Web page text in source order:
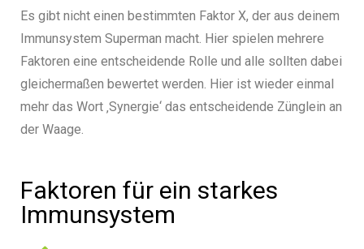
Es gibt nicht einen bestimmten Faktor X, der aus deinem
Immunsystem Superman macht. Hier spielen mehrere
Faktoren eine entscheidende Rolle und alle sollten dabei
gleichermaßen bewertet werden. Hier ist wieder einmal
mehr das Wort ‚Synergie‘ das entscheidende Zünglein an
der Waage.
Faktoren für ein starkes
Immunsystem